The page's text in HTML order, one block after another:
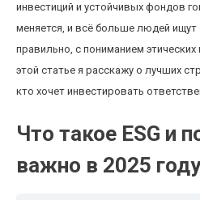
инвестиций и устойчивых фондов
меняется, и всё больше людей
правильно, с пониманием этических
этой статье я расскажу о лучших
кто хочет инвестировать
Что такое ESG и
важно в 2025